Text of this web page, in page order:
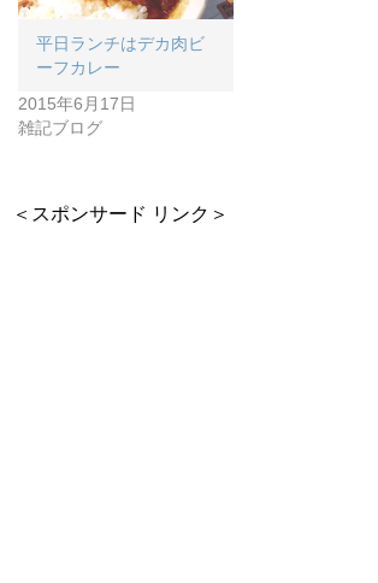
平日ランチはデカ肉ビ
ーフカレー
2015年6月17日
雑記ブログ
＜スポンサード リンク＞